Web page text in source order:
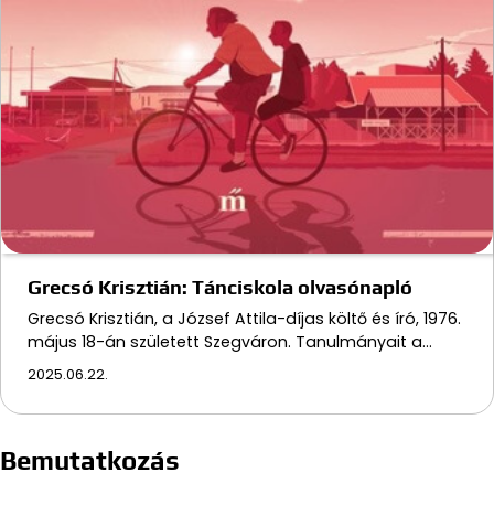
Grecsó Krisztián: Tánciskola olvasónapló
Grecsó Krisztián, a József Attila-díjas költő és író, 1976.
május 18-án született Szegváron. Tanulmányait a…
2025.06.22.
Bemutatkozás